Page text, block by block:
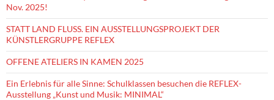
Nov. 2025!
STATT LAND FLUSS. EIN AUSSTELLUNGSPROJEKT DER
KÜNSTLERGRUPPE REFLEX
OFFENE ATELIERS IN KAMEN 2025
Ein Erlebnis für alle Sinne: Schulklassen besuchen die REFLEX-
Ausstellung „Kunst und Musik: MINIMAL“